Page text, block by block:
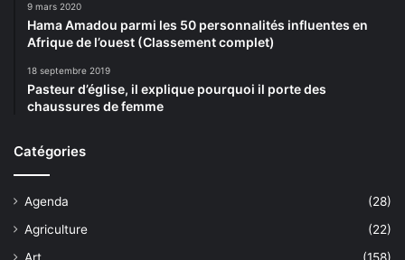
9 mars 2020
Hama Amadou parmi les 50 personnalités influentes en
Afrique de l’ouest (Classement complet)
18 septembre 2019
Pasteur d’église, il explique pourquoi il porte des
chaussures de femme
Catégories
Agenda
(28)
Agriculture
(22)